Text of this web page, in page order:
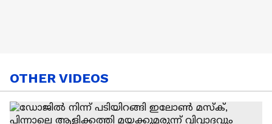
OTHER VIDEOS